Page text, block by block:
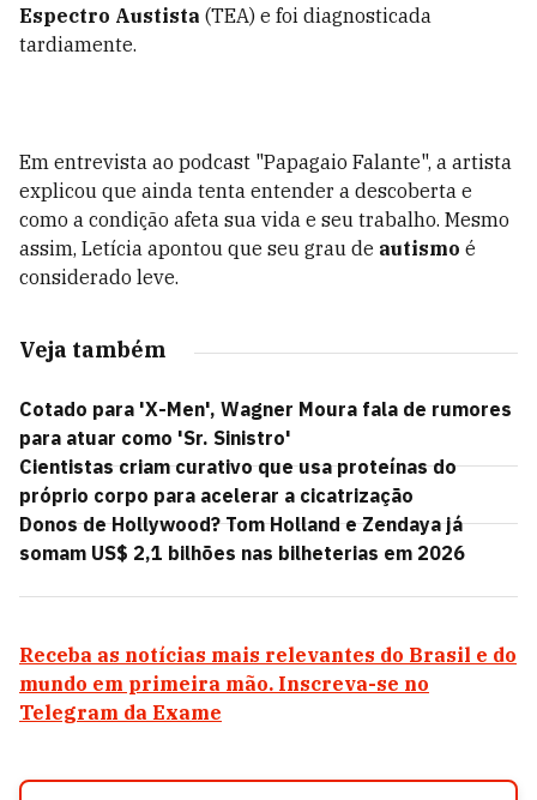
Espectro Austista (TEA) e foi diagnosticada
tardiamente.
Em entrevista ao podcast "Papagaio Falante", a artista
explicou que ainda tenta entender a descoberta e
como a condição afeta sua vida e seu trabalho. Mesmo
assim, Letícia apontou que seu grau de autismo é
considerado leve.
Veja também
Cotado para 'X-Men', Wagner Moura fala de rumores
para atuar como 'Sr. Sinistro'
Cientistas criam curativo que usa proteínas do
próprio corpo para acelerar a cicatrização
Donos de Hollywood? Tom Holland e Zendaya já
somam US$ 2,1 bilhões nas bilheterias em 2026
Receba as notícias mais relevantes do Brasil e do
mundo em primeira mão. Inscreva-se no
Telegram da Exame